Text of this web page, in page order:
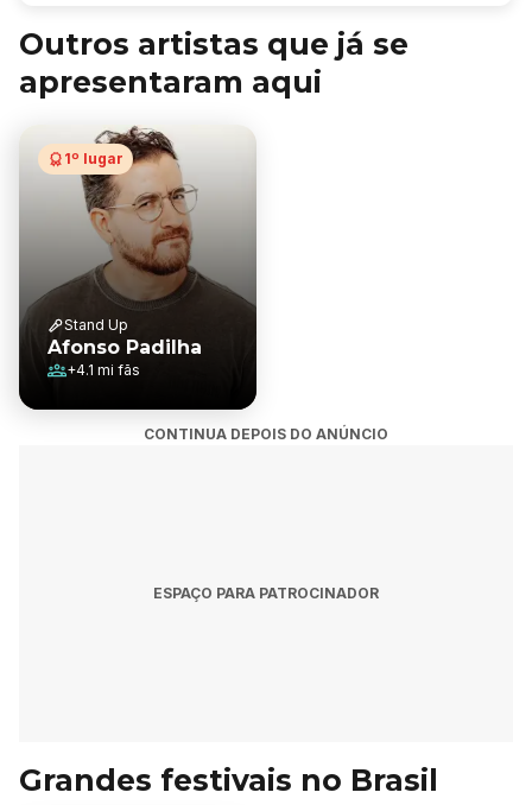
Outros artistas que já se
apresentaram aqui
1º lugar
Stand Up
Afonso Padilha
+4.1 mi fãs
CONTINUA DEPOIS DO ANÚNCIO
ESPAÇO PARA PATROCINADOR
Grandes festivais no Brasil